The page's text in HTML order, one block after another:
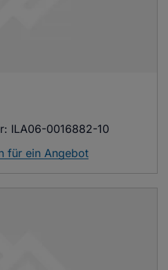
ILA06-0016882-10
für ein Angebot